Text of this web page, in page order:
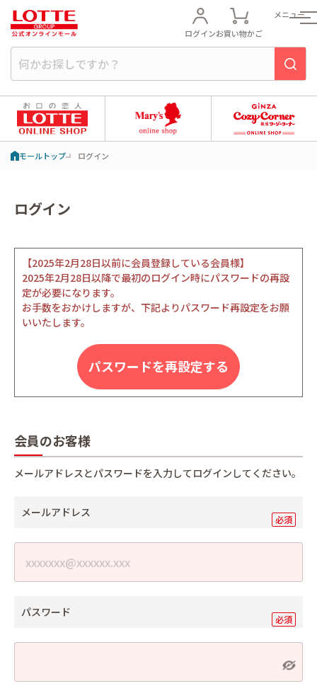
ログインお買い物かご
メニュー
モールトップ ログイン
ログイン
【2025年2月28日以前に会員登録している会員様】
2025年2月28日以降で最初のログイン時にパスワードの再設
定が必要になります。
お手数をおかけしますが、下記よりパスワード再設定をお願
いいたします。
パスワードを再設定する
会員のお客様
メールアドレスとパスワードを入力してログインしてください。
メールアドレス
パスワード